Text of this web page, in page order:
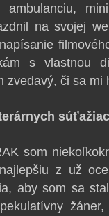
na svojej
s vlastnou
zvedavý, či sa
som
z už
aby som sa